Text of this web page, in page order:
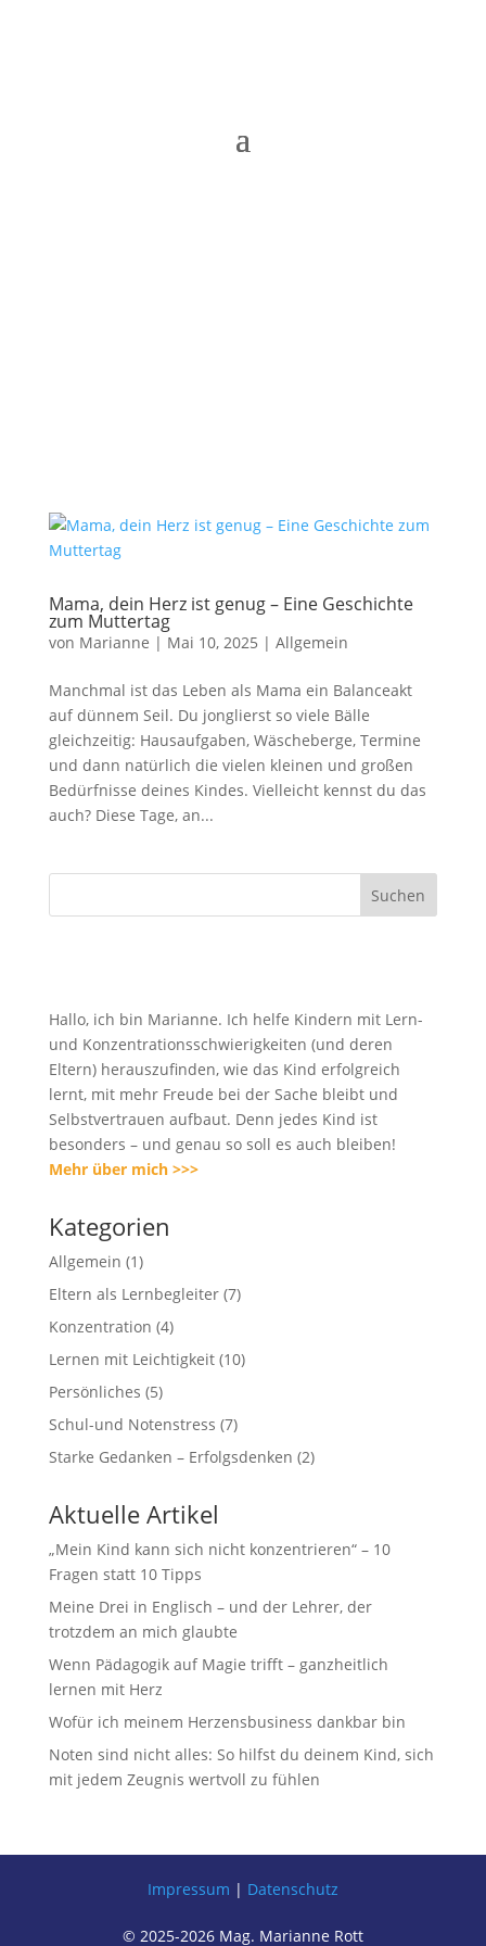
Mama, dein Herz ist genug – Eine Geschichte
zum Muttertag
von Marianne | Mai 10, 2025 | Allgemein
Manchmal ist das Leben als Mama ein Balanceakt
auf dünnem Seil. Du jonglierst so viele Bälle
gleichzeitig: Hausaufgaben, Wäscheberge, Termine
und dann natürlich die vielen kleinen und großen
Bedürfnisse deines Kindes. Vielleicht kennst du das
auch? Diese Tage, an...
Suchen
Hallo, ich bin Marianne. Ich helfe Kindern mit Lern-
und Konzentrations­schwierigkeiten (und deren
Eltern) herauszufinden, wie das Kind erfolgreich
lernt, mit mehr Freude bei der Sache bleibt und
Selbstvertrauen aufbaut. Denn jedes Kind ist
besonders – und genau so soll es auch bleiben!
Mehr über mich >>>
Kategorien
Allgemein (1)
Eltern als Lernbegleiter(7)
Konzentration (4)
Lernen mit Leichtigkeit(10)
Persönliches (5)
Schul-und Notenstress (7)
Starke Gedanken – Erfolgsdenken (2)
Aktuelle Artikel
„Mein Kind kann sich nicht konzentrieren“ – 10
Fragen statt 10 Tipps
Meine Drei in Englisch – und der Lehrer, der
trotzdem an mich glaubte
Wenn Pädagogik auf Magie trifft – ganzheitlich
lernen mit Herz
Wofür ich meinem Herzensbusiness dankbar bin
Noten sind nicht alles: So hilfst du deinem Kind, sich
mit jedem Zeugnis wertvoll zu fühlen
Impressum | Datenschutz
© 2025-2026 Mag. Marianne Rott